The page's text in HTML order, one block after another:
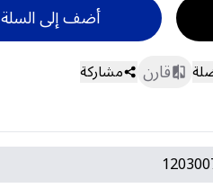
أضف إلى السلة
قارن مشاركة